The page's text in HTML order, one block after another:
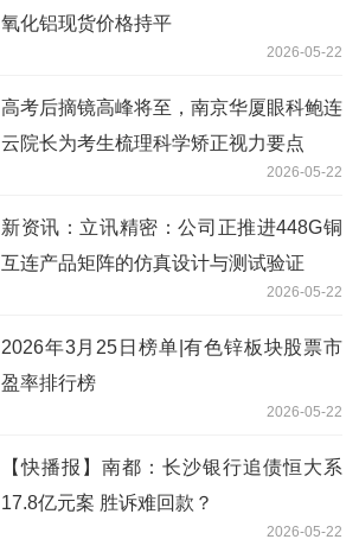
氧化铝现货价格持平
2026-05-22
高考后摘镜高峰将至，南京华厦眼科鲍连
云院长为考生梳理科学矫正视力要点
2026-05-22
新资讯：立讯精密：公司正推进448G铜
互连产品矩阵的仿真设计与测试验证
2026-05-22
2026年3月25日榜单|有色锌板块股票市
盈率排行榜
2026-05-22
【快播报】南都：长沙银行追债恒大系
17.8亿元案 胜诉难回款？
2026-05-22